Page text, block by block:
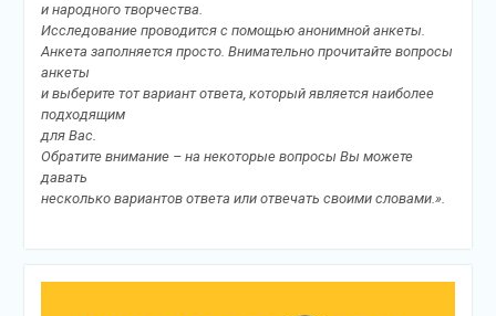
и народного творчества.
Исследование проводится с помощью анонимной анкеты.
Анкета заполняется просто. Внимательно прочитайте вопросы
анкеты
и выберите тот вариант ответа, который является наиболее
подходящим
для Вас.
Обратите внимание – на некоторые вопросы Вы можете
давать
несколько вариантов ответа или отвечать своими словами.».